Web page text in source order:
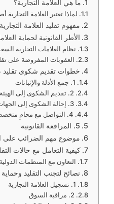
ما هي العلامة التجارية؟
لماذا تعتبر العلامة التجارية
مفهوم تقليد العلامة
الأطر القانونية لحماية
نظام العلامات التجارية
العقوبات المفروضة على
خطوات تقديم شكوى تقليد
1. جمع الأدلة والإثباتات
2. تقديم الشكوى إلى الهيئة السعودية للملكية الفكرية
3. إحالة الشكوى إلى الجهات المختصة
4. التواصل مع محامٍ متخصص
5. المرافعة القانونية
موضوع مهم الضرائب على
كيفية التعامل مع حالات
التعاون مع المنظمات الدولية
نصائح لتجنب التقليد وحماية
1. تسجيل العلامة التجارية
2. مراقبة السوق